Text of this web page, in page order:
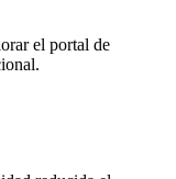
el portal de